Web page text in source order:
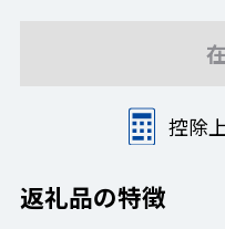
控除
返礼品の特徴